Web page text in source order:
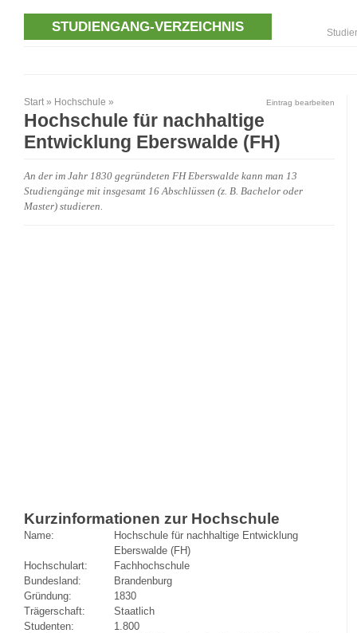
STUDIENGANG-VERZEICHNIS
Start » Hochschule » Eintrag bearbeiten
Hochschule für nachhaltige
Entwicklung Eberswalde (FH)
An der im Jahr 1830 gegründeten FH Eberswalde kann man 13
Studiengänge mit insgesamt 16 Abschlüssen (z. B. Bachelor oder
Master) studieren.
Kurzinformationen zur Hochschule
Name:
Hochschule für nachhaltige Entwicklung
Eberswalde (FH)
Hochschulart:
Fachhochschule
Bundesland:
Brandenburg
Gründung:
1830
Trägerschaft:
Staatlich
Studenten:
1.800